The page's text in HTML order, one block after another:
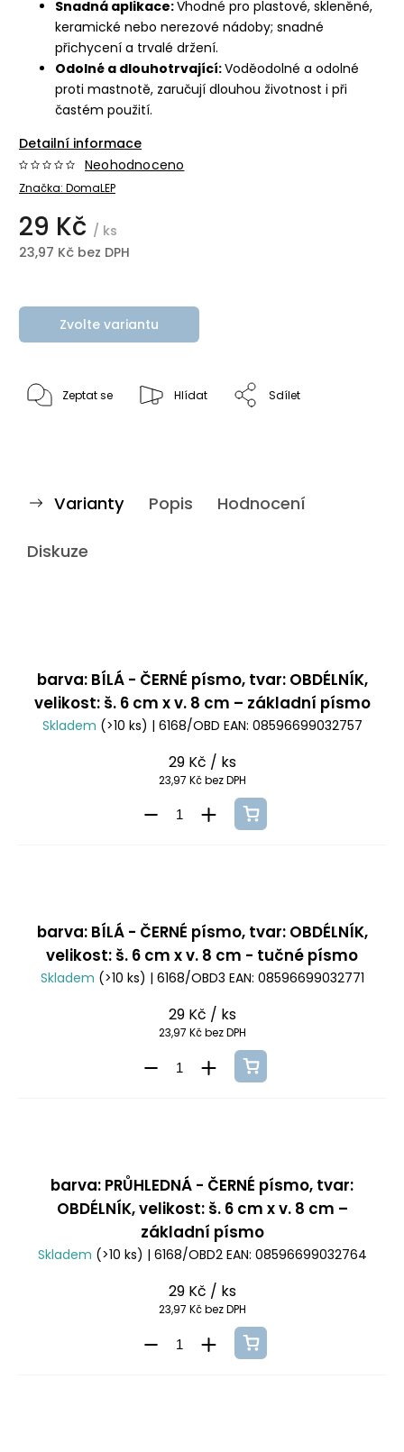
Snadná aplikace:Vhodné pro plastové, skleněné,
keramické nebo nerezové nádoby; snadné
přichycení a trvalé držení.
Odolné a dlouhotrvající:Voděodolné a odolné
proti mastnotě, zaručují dlouhou životnost i při
častém použití.
Detailní informace
Značka: DomaLEP
Neohodnoceno
29 Kč / ks
23,97 Kč bez DPH
Zvolte variantu
Zeptat se Hlídat Sdílet
Varianty Popis Hodnocení
Diskuze
barva: BÍLÁ - ČERNÉ písmo, tvar: OBDÉLNÍK,
velikost: š. 6 cm x v. 8 cm – základní písmo
Skladem (>10 ks) | 6168/OBD EAN: 08596699032757
29 Kč / ks
23,97 Kč bez DPH
barva: BÍLÁ - ČERNÉ písmo, tvar: OBDÉLNÍK,
velikost: š. 6 cm x v. 8 cm - tučné písmo
Skladem (>10 ks) | 6168/OBD3 EAN: 08596699032771
29 Kč / ks
23,97 Kč bez DPH
barva: PRŮHLEDNÁ - ČERNÉ písmo, tvar:
OBDÉLNÍK, velikost: š. 6 cm x v. 8 cm –
základní písmo
Skladem (>10 ks) | 6168/OBD2 EAN: 08596699032764
29 Kč / ks
23,97 Kč bez DPH